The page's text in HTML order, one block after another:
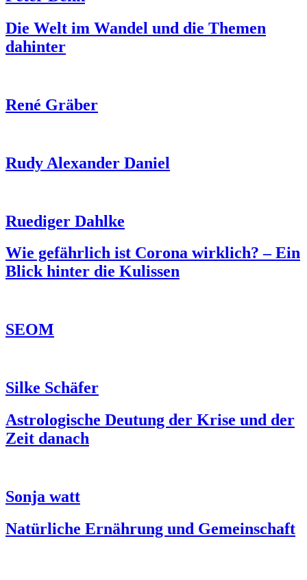
Die Welt im Wandel und die Themen
dahinter
René Gräber
Rudy Alexander Daniel
Ruediger Dahlke
Wie gefährlich ist Corona wirklich? – Ein
Blick hinter die Kulissen
SEOM
Silke Schäfer
Astrologische Deutung der Krise und der
Zeit danach
Sonja watt
Natürliche Ernährung und Gemeinschaft